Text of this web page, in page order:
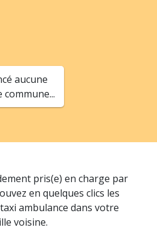
aucune
pris(e) en charge par
en quelques clics les
ambulance dans votre
voisine.